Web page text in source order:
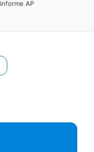
informe AP